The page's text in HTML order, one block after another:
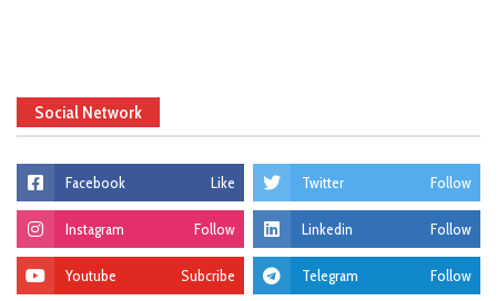
Social Network
Facebook Like Twitter Follow
Instagram Follow Linkedin Follow
Youtube Subcribe Telegram Follow